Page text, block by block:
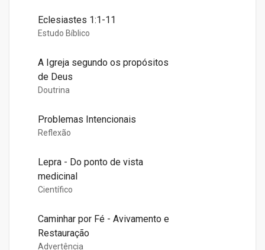
Eclesiastes 1:1-11
Estudo Bíblico
A Igreja segundo os propósitos
de Deus
Doutrina
Problemas Intencionais
Reflexão
Lepra - Do ponto de vista
medicinal
Científico
Caminhar por Fé - Avivamento e
Restauração
Advertência